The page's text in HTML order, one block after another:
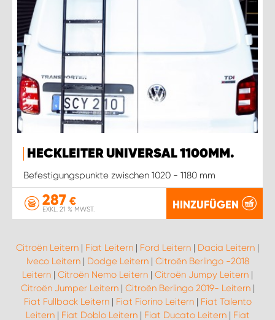
HECKLEITER UNIVERSAL 1100MM.
Befestigungspunkte zwischen 1020 - 1180 mm
287 €
EXKL. 21 % MWST. HINZUFÜGEN
Citroën Leitern | Fiat Leitern | Ford Leitern | Dacia Leitern |
Iveco Leitern| Dodge Leitern| Citroën Berlingo -2018
Leitern | Citroën Nemo Leitern | Citroën Jumpy Leitern |
Citroën Jumper Leitern| Citroën Berlingo 2019- Leitern|
Fiat Fullback Leitern| Fiat Fiorino Leitern| Fiat Talento
Leitern| Fiat Doblo Leitern| Fiat Ducato Leitern| Fiat